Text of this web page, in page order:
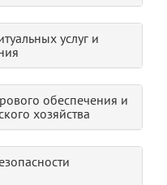
услуг и
обеспечения и
хозяйства